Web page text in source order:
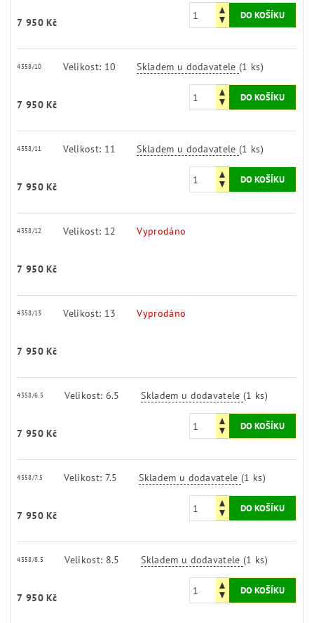
7 950 Kč
4358/10 Velikost: 10 Skladem u dodavatele(1 ks)
7 950 Kč
4358/11 Velikost: 11 Skladem u dodavatele(1 ks)
7 950 Kč
4358/12 Velikost: 12 Vyprodáno
7 950 Kč
4358/13 Velikost: 13 Vyprodáno
7 950 Kč
4358/6.5 Velikost: 6.5 Skladem u dodavatele(1 ks)
7 950 Kč
4358/7.5 Velikost: 7.5 Skladem u dodavatele(1 ks)
7 950 Kč
4358/8.5 Velikost: 8.5 Skladem u dodavatele(1 ks)
7 950 Kč